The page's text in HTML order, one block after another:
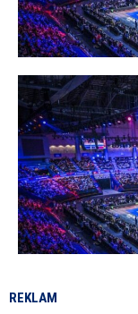
REKLAM